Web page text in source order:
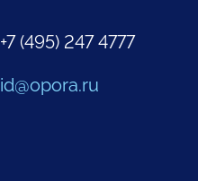
+7 (495) 247 4777
id@opora.ru